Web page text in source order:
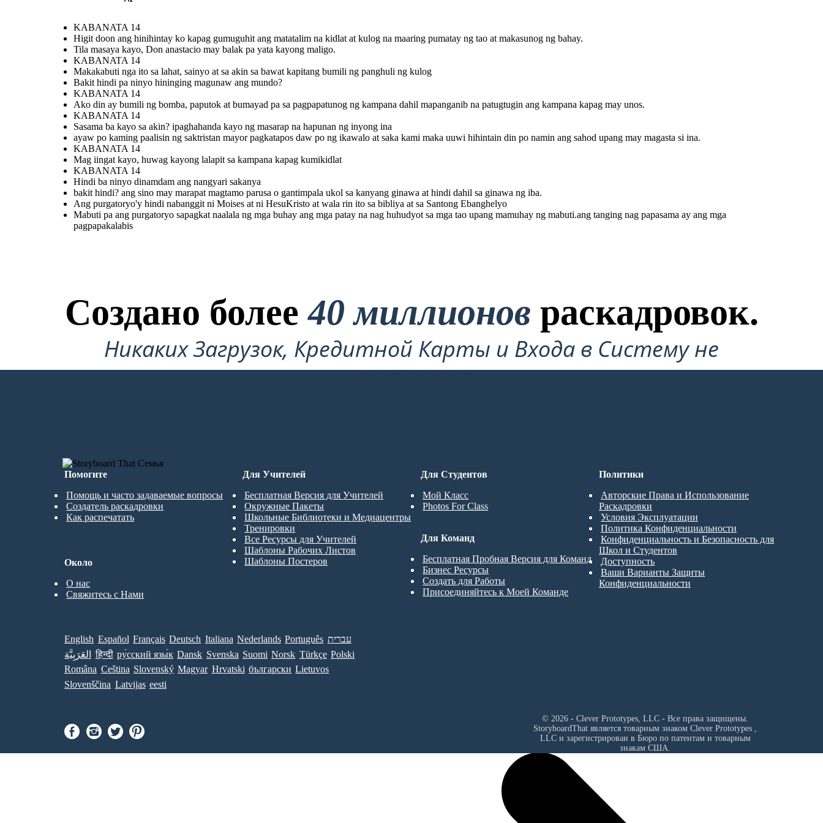
Ang purgatoryo'y hindi
nabanggit ni Moises at ni
HesuKristo at wala rin
Mabuti pa ang purgatoryo
sapagkat naalala ng mga buhay
ang mga patay na nag huhudyot sa
mga tao upang mamuhay ng
Hindi ba ninyo
dinamdam ang
bakit hindi? ang sino may marapat
magtamo parusa o gantimpala ukol sa
ginawa ng iba.
Ang purgatoryo'y hindi
nabanggit ni Moises at ni
HesuKristo at wala rin
ito sa bibliya at sa
Santong Ebanghelyo
Mabuti pa ang purgatoryo
sapagkat naalala ng mga buhay
ang mga patay na nag huhudyot sa
mga tao upang mamuhay ng
mabuti.ang tanging nag papasama
KABANATA 14
Higit doon ang hinihintay ko kapag gumuguhit ang matatalim na kidlat at kulog na maaring pumatay ng tao at makasunog ng bahay.
Tila masaya kayo, Don anastacio may balak pa yata kayong maligo .
KABANATA 14
Makakabuti nga ito sa lahat, sainyo at sa akin sa bawat kapitang bumili ng panghuli ng kulog
Bakit hindi pa ninyo hininging magunaw ang mundo?
KABANATA 14
Ako din ay bumili ng bomba, paputok at bumayad pa sa pagpapatunog ng kampana dahil mapanganib na patugtugin ang kampana kapag may unos .
KABANATA 14
Sasama ba kayo sa akin? ipaghahanda kayo ng masarap na hapunan ng inyong ina
ayaw po kaming paalisin ng saktristan mayor pagkatapos daw po ng ikawalo at saka kami maka uuwi hihintain din po namin ang sahod upang may magasta si ina.
KABANATA 14
Mag iingat kayo, huwag kayong lalapit sa kampana kapag kumikidlat
KABANATA 14
Hindi ba ninyo dinamdam ang nangyari sakanya
bakit hindi? ang sino may marapat magtamo parusa o gantimpala ukol sa kanyang ginawa at hindi dahil sa ginawa ng iba.
Ang purgatoryo'y hindi nabanggit ni Moises at ni HesuKristo at wala rin ito sa bibliya at sa Santong Ebanghelyo
Mabuti pa ang purgatoryo sapagkat naalala ng mga buhay ang mga patay na nag huhudyot sa mga tao upang mamuhay ng mabuti.ang tanging nag papasama ay ang mga
pagpapakalabis
Создано более40 миллионов раскадровок.
Никаких Загрузок, Кредитной Карты и Входа в Систему не
Требуется!
Помогите
Помощь и часто задаваемые вопросы
Создатель раскадровки
Как распечатать
Для Студентов
Мой Класс
Photos For Class
Для Учителей
Бесплатная Версия для Учителей
Окружные Пакеты
Школьные Библиотеки и Медиацентры
Тренировки
Все Ресурсы для Учителей
Шаблоны Рабочих Листов
Шаблоны Постеров
Для Команд
Бесплатная Пробная Версия для Команд
Бизнес Ресурсы
Создать для Работы
Присоединяйтесь к Моей Команде
Около
О нас
Свяжитесь с Нами
Политики
Авторские Права и Использование
Раскадровки
Условия Эксплуатации
Политика Конфиденциальности
Конфиденциальность и Безопасность для
Школ и Студентов
Доступность
Ваши Варианты Защиты
Конфиденциальности
English Español Français Deutsch Italiana Nederlands Português עברית
العَرَبِيَّة
हिन्दी ру́сский язы́к Dansk Svenska Suomi Norsk Türkçe Polski
Româna Ceština Slovenský Magyar Hrvatski български Lietuvos
Slovenščina Latvijas eesti
© 2026 - Clever Prototypes, LLC - Все права защищены.
StoryboardThat является товарным знаком Clever Prototypes ,
LLCи зарегистрирован в Бюро по патентам и товарным
знакам США.